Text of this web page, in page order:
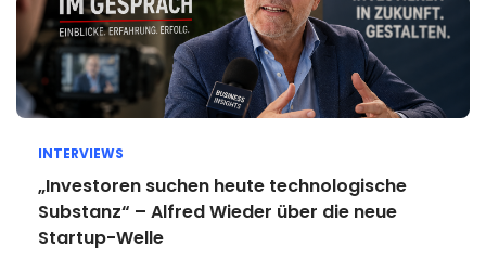
INTERVIEWS
„Investoren suchen heute technologische
Substanz“ – Alfred Wieder über die neue
Startup-Welle